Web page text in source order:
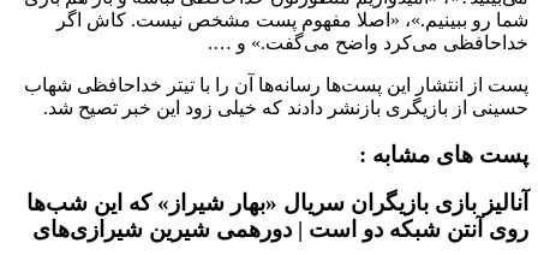
شما رو ببینیم.»، «اصلا مفهوم پست مشخص نیست. کاش اگر
خداحافظی می‌کرد واضح می‌گفت.» و ….
پست از انتشار این پست‌ها رسانه‌ها آن را با تیتر خداحافظی شهاب
حسینی از بازیگری بازنشر دادند که خیلی زود این خبر تصیح شد.
پست های مشابه :
آنالیز بازی بازیگران سریال «بهار شیراز» که این شب‌ها
روی آنتن شبکه دو است | دورهمی شیرین شیرازی‌های